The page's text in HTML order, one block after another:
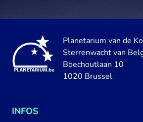
Planetarium van de
Sterrenwacht van
Boechoutlaan 10
1020 Brussel
INFOS